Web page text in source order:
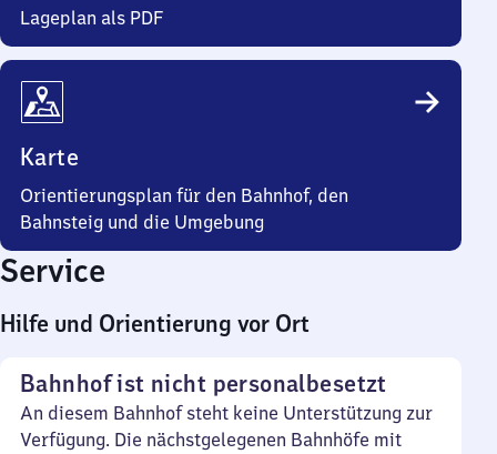
Lageplan als PDF
Karte
Orientierungsplan für den Bahnhof, den
Bahnsteig und die Umgebung
Service
Hilfe und Orientierung vor Ort
Bahnhof ist nicht personalbesetzt
An diesem Bahnhof steht keine Unterstützung zur
Verfügung. Die nächstgelegenen Bahnhöfe mit